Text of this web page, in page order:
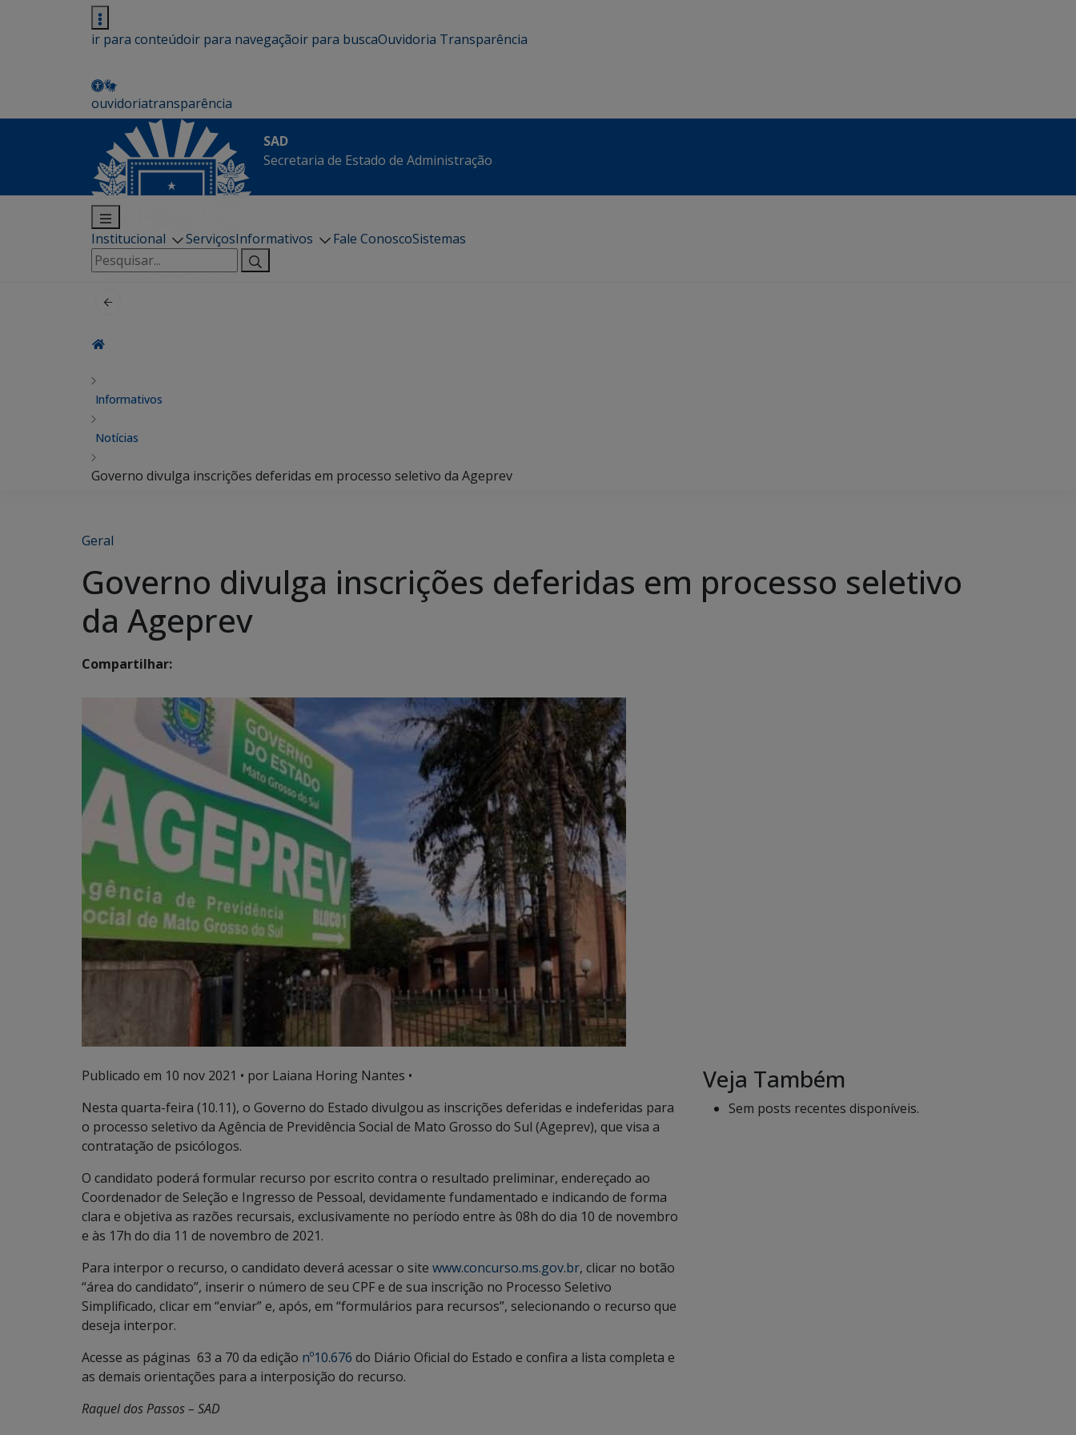
ir para conteúdoir para navegaçãoir para buscaOuvidoria Transparência
ouvidoriatransparência
SAD
Secretaria de Estado de Administração
Institucional ServiçosInformativos Fale ConoscoSistemas
Pesquisar
por:
Informativos
Notícias
Governo divulga inscrições deferidas em processo seletivo da Ageprev
Geral
Governo divulga inscrições deferidas em processo seletivo
da Ageprev
Compartilhar:
Publicado em 10 nov 2021 • por Laiana Horing Nantes •
Nesta quarta-feira (10.11), o Governo do Estado divulgou as inscrições deferidas e indeferidas para
o processo seletivo da Agência de Previdência Social de Mato Grosso do Sul (Ageprev), que visa a
contratação de psicólogos.
O candidato poderá formular recurso por escrito contra o resultado preliminar, endereçado ao
Coordenador de Seleção e Ingresso de Pessoal, devidamente fundamentado e indicando de forma
clara e objetiva as razões recursais, exclusivamente no período entre às 08h do dia 10 de novembro
e às 17h do dia 11 de novembro de 2021.
Para interpor o recurso, o candidato deverá acessar o site www.concurso.ms.gov.br, clicar no botão
“área do candidato”, inserir o número de seu CPF e de sua inscrição no Processo Seletivo
Simplificado, clicar em “enviar” e, após, em “formulários para recursos”, selecionando o recurso que
deseja interpor.
Acesse as páginas 63 a 70 da edição nº10.676 do Diário Oficial do Estado e confira a lista completa e
as demais orientações para a interposição do recurso.
Raquel dos Passos – SAD
Veja Também
Sem posts recentes disponíveis.